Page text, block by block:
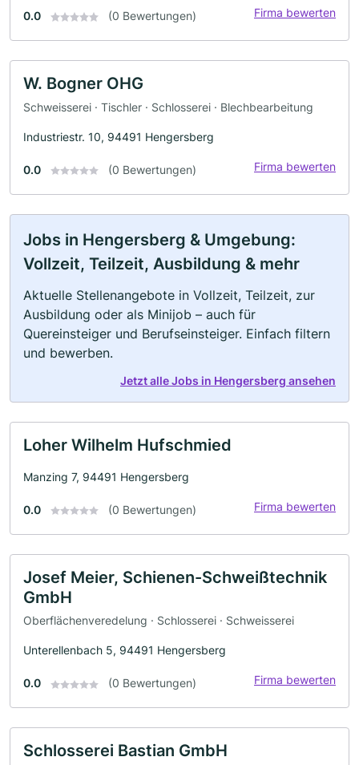
0.0 (0 Bewertungen) Firma bewerten
W. Bogner OHG
Schweisserei · Tischler · Schlosserei · Blechbearbeitung
Industriestr. 10, 94491 Hengersberg
0.0 (0 Bewertungen) Firma bewerten
Jobs in Hengersberg & Umgebung:
Vollzeit, Teilzeit, Ausbildung & mehr
Aktuelle Stellenangebote in Vollzeit, Teilzeit, zur
Ausbildung oder als Minijob – auch für
Quereinsteiger und Berufseinsteiger. Einfach filtern
und bewerben.
Jetzt alle Jobs in Hengersberg ansehen
Loher Wilhelm Hufschmied
Manzing 7, 94491 Hengersberg
0.0 (0 Bewertungen) Firma bewerten
Josef Meier, Schienen-Schweißtechnik
GmbH
Oberflächenveredelung · Schlosserei · Schweisserei
Unterellenbach 5, 94491 Hengersberg
0.0 (0 Bewertungen) Firma bewerten
Schlosserei Bastian GmbH